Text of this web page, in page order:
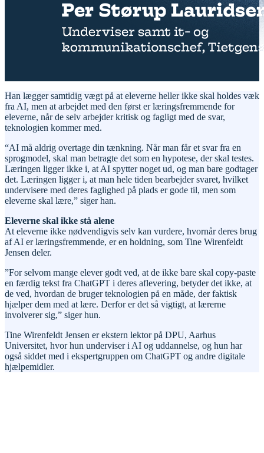
Han lægger samtidig vægt på at eleverne heller ikke skal holdes væk
fra AI, men at arbejdet med den først er læringsfremmende for
eleverne, når de selv arbejder kritisk og fagligt med de svar,
teknologien kommer med.
“AI må aldrig overtage din tænkning. Når man får et svar fra en
sprogmodel, skal man betragte det som en hypotese, der skal testes.
Læringen ligger ikke i, at AI spytter noget ud, og man bare godtager
det. Læringen ligger i, at man hele tiden bearbejder svaret, hvilket
undervisere med deres faglighed på plads er gode til, men som
eleverne skal lære,” siger han.
Eleverne skal ikke stå alene
At eleverne ikke nødvendigvis selv kan vurdere, hvornår deres brug
af AI er læringsfremmende, er en holdning, som Tine Wirenfeldt
Jensen deler.
”For selvom mange elever godt ved, at de ikke bare skal copy-paste
en færdig tekst fra ChatGPT i deres aflevering, betyder det ikke, at
de ved, hvordan de bruger teknologien på en måde, der faktisk
hjælper dem med at lære. Derfor er det så vigtigt, at lærerne
involverer sig,” siger hun.
Tine Wirenfeldt Jensen er ekstern lektor på DPU, Aarhus
Universitet, hvor hun underviser i AI og uddannelse, og hun har
også siddet med i ekspertgruppen om ChatGPT og andre digitale
hjælpemidler.